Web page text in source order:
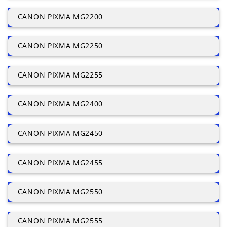
CANON PIXMA MG2200
CANON PIXMA MG2250
CANON PIXMA MG2255
CANON PIXMA MG2400
CANON PIXMA MG2450
CANON PIXMA MG2455
CANON PIXMA MG2550
CANON PIXMA MG2555